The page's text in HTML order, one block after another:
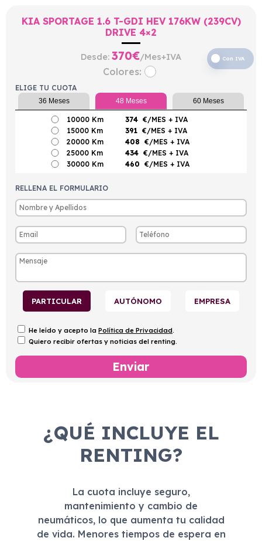
KIA SPORTAGE 1.6 T-GDI HEV 176KW (239CV)
DRIVE 4×2
Desde: 370€/Mes+IVA Con IVA
Colores:
ELIGE TU CUOTA
36 Meses 48 Meses 60 Meses
10000 Km 374 €/MES + IVA
15000 Km
391 €/MES + IVA
20000 Km
408 €/MES + IVA
25000 Km
434 €/MES + IVA
30000 Km
460 €/MES + IVA
RELLENA EL FORMULARIO
PARTICULAR AUTÓNOMO EMPRESA
He leído y acepto la Política de Privacidad.
Quiero recibir ofertas y noticias del renting.
¿QUÉ INCLUYE EL
RENTING?
La cuota incluye seguro,
mantenimiento y cambio de
neumáticos, lo que aumenta tu calidad
de vida. Menores tiempos de espera en